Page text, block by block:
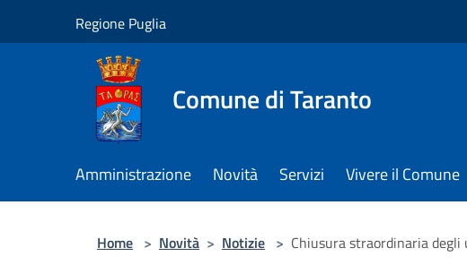
Regione Puglia
Comune di Taranto
Amministrazione Novità Servizi Vivere il Comune
Home > Novità > Notizie > Chiusura straordinaria